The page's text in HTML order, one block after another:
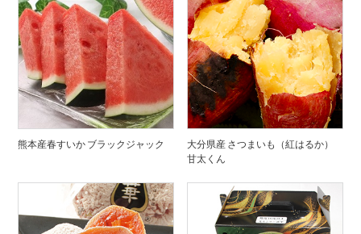
熊本産春すいか ブラックジャック
大分県産 さつまいも（紅はるか）
甘太くん